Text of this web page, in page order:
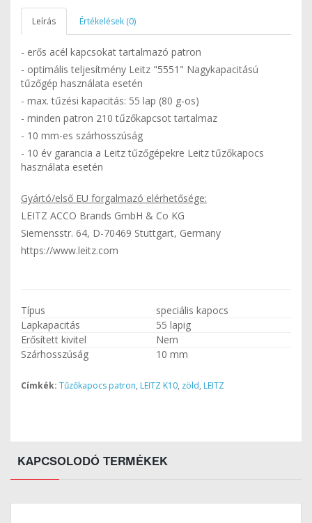
Leírás Értékelések (0)
- erős acél kapcsokat tartalmazó patron
- optimális teljesítmény Leitz "5551" Nagykapacitású
tűzőgép használata esetén
- max. tűzési kapacitás: 55 lap (80 g-os)
- minden patron 210 tűzőkapcsot tartalmaz
- 10 mm-es szárhosszúság
- 10 év garancia a Leitz tűzőgépekre Leitz tűzőkapocs
használata esetén
Gyártó/első EU forgalmazó elérhetősége:
LEITZ ACCO Brands GmbH & Co KG
Siemensstr. 64, D-70469 Stuttgart, Germany
https://www.leitz.com
Típus
speciális kapocs
Lapkapacitás
55 lapig
Erősített kivitel
Nem
Szárhosszúság
10 mm
Címkék: Tűzőkapocs patron, LEITZ K10, zöld, LEITZ
KAPCSOLODÓ TERMÉKEK